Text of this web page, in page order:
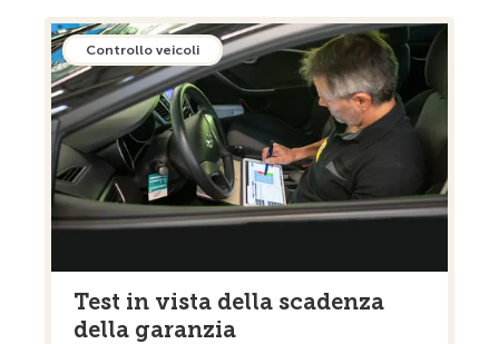
Controllo veicoli
Test in vista della scadenza
della garanzia